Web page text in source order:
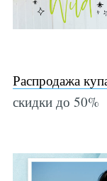
Распродажа
скидки до 50%